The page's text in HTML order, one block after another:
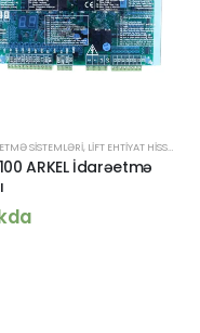
SISTEMLƏRI, LIFT EHTIYAT HISSƏLƏRI
ARKEL İdarəetmə